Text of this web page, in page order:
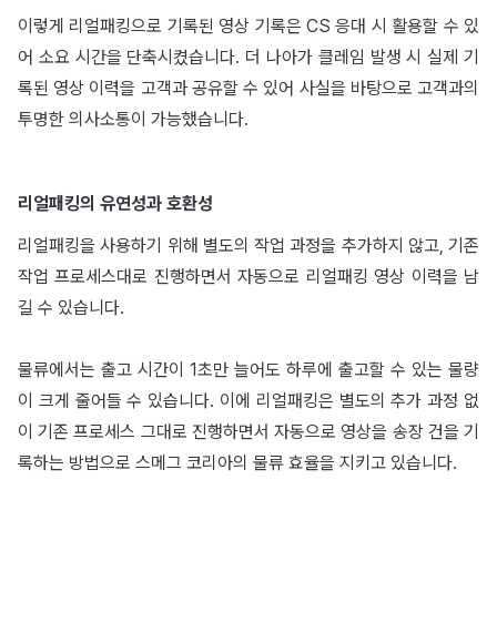
이렇게 리얼패킹으로 기록된 영상 기록은 CS 응대 시 활용할 수 있
어 소요 시간을 단축시켰습니다. 더 나아가 클레임 발생 시 실제 기
록된 영상 이력을 고객과 공유할 수 있어 사실을 바탕으로 고객과의
투명한 의사소통이 가능했습니다.
리얼패킹의 유연성과 호환성
리얼패킹을 사용하기 위해 별도의 작업 과정을 추가하지 않고, 기존
작업 프로세스대로 진행하면서 자동으로 리얼패킹 영상 이력을 남
길 수 있습니다.
물류에서는 출고 시간이 1초만 늘어도 하루에 출고할 수 있는 물량
이 크게 줄어들 수 있습니다. 이에 리얼패킹은 별도의 추가 과정 없
이 기존 프로세스 그대로 진행하면서 자동으로 영상을 송장 건을 기
록하는 방법으로 스메그 코리아의 물류 효율을 지키고 있습니다.